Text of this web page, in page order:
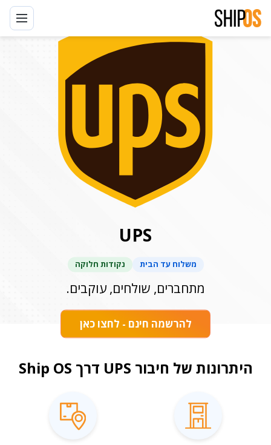
דלגו
לתוכן
UPS
משלוח עד הבית נקודות חלוקה
מתחברים, שולחים, עוקבים.
להרשמה חינם - לחצו כאן
היתרונות של חיבור UPS דרך Ship OS